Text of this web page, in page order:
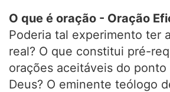
O que é oração - Oração
Poderia tal experimento ter
real? O que constitui pré-
orações aceitáveis do
Deus? O eminente teólogo